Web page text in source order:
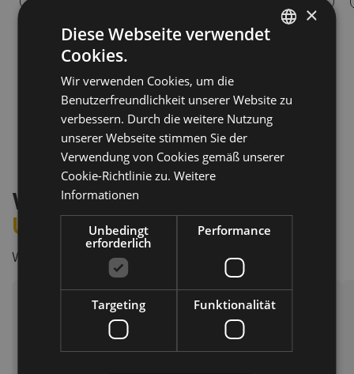
Wählen Sie Ihren
Urlaub
Wie möchten Sie Südtirol erleben?
×
Diese Webseite verwendet
Cookies.
Wir verwenden Cookies, um die
Benutzerfreundlichkeit unserer Website zu
verbessern. Durch die weitere Nutzung
unserer Webseite stimmen Sie der
Verwendung von Cookies gemäß unserer
Cookie-Richtlinie zu. Weitere
Informationen
Unbedingt
erforderlich
Performance
Targeting Funktionalität